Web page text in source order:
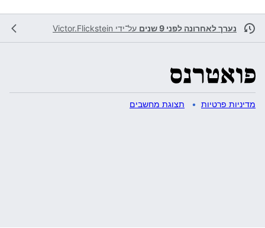
נערך לאחרונה לפני 9 שנים על־ידי Victor.Flickstein
מדיניות פרטיות תצוגת מחשבים